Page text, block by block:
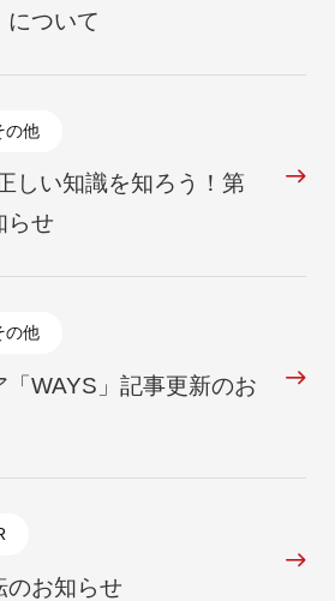
について
の他
しい知識を知ろう！第
らせ
の他
WAYS」記事更新のお
のお知らせ